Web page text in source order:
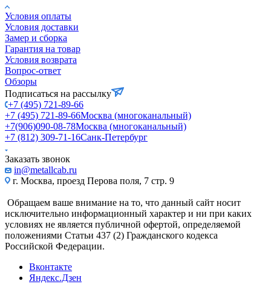
Условия оплаты
Условия доставки
Замер и сборка
Гарантия на товар
Условия возврата
Вопрос-ответ
Обзоры
Подписаться на рассылку
+7 (495) 721-89-66
+7 (495) 721-89-66Москва (многоканальный)
+7(906)090-08-78Москва (многоканальный)
+7 (812) 309-71-16Санк-Петербург
Заказать звонок
in@metallcab.ru
г. Москва, проезд Перова поля, 7 стр. 9
Обращаем ваше внимание на то, что данный сайт носит
исключительно информационный характер и ни при каких
условиях не является публичной офертой, определяемой
положениями Статьи 437 (2) Гражданского кодекса
Российской Федерации.
Вконтакте
Яндекс.Дзен